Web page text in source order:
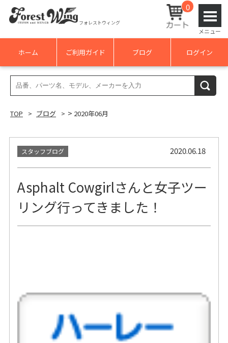
フォレストウィング
ホーム ご利用ガイド ブログ ログイン
0
メニュー
検
索
果:
検索
TOP ブログ > 2020年06月
2020.06.18
スタッフブログ
Asphalt Cowgirlさんと女子ツー
リング行ってきました！